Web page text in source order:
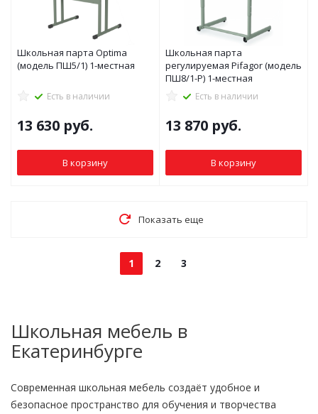
Школьная парта Optima
(модель ПШ5/1) 1-местная
Есть в наличии
13 630 руб.
В корзину
Школьная парта
регулируемая Pifagor (модель
ПШ8/1-Р) 1-местная
Есть в наличии
13 870 руб.
В корзину
Показать еще
1 2 3
Школьная мебель в
Екатеринбурге
Современная школьная мебель создаёт удобное и
безопасное пространство для обучения и творчества